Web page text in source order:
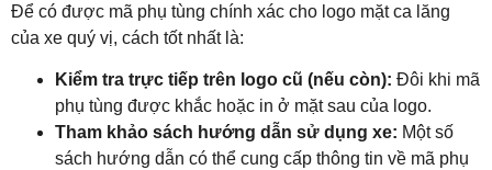
Để có được mã phụ tùng chính xác cho logo mặt ca lăng
của xe quý vị, cách tốt nhất là:
Kiểm tra trực tiếp trên logo cũ (nếu còn): Đôi khi mã
phụ tùng được khắc hoặc in ở mặt sau của logo.
Tham khảo sách hướng dẫn sử dụng xe: Một số
sách hướng dẫn có thể cung cấp thông tin về mã phụ